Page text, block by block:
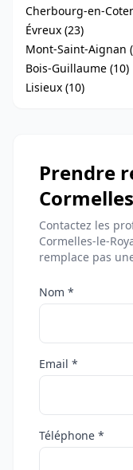
Cherbourg-en-
Évreux (23)
Mont-Saint-Aignan
Bois-Guillaume (10)
Lisieux (10)
Prendre
Contactez les
Cormelles-le-
remplace pas
Nom *
Email *
Téléphone *